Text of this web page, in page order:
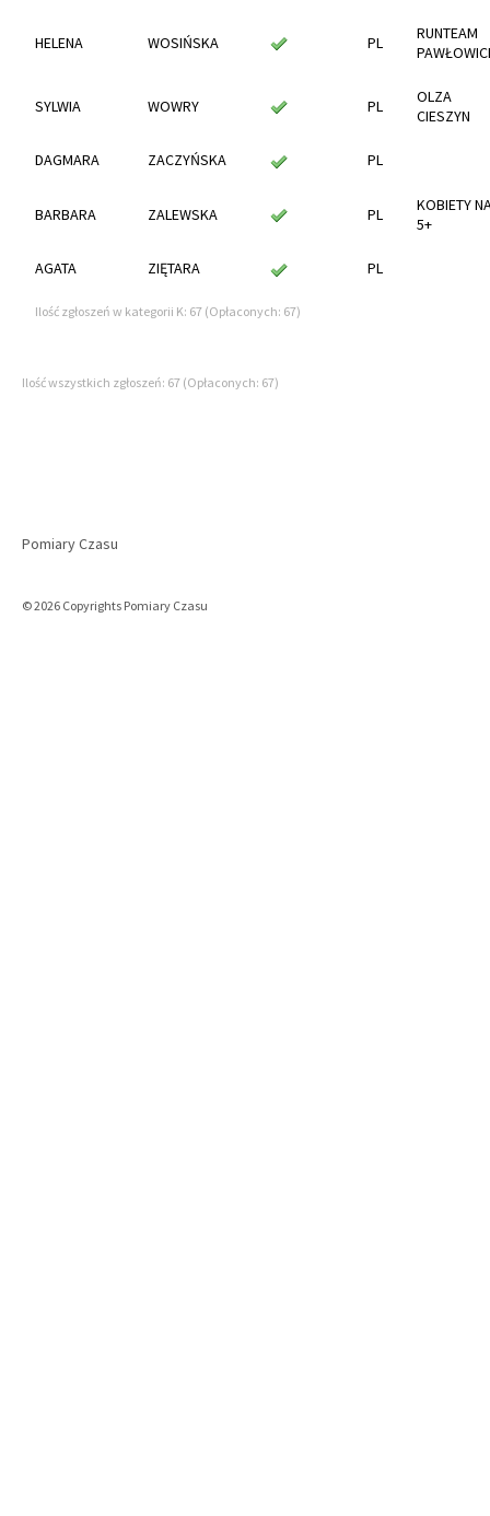
HELENA WOSIŃSKA PL
RUNTEAM
SYLWIA WOWRY PL
OLZA
CIESZYN
DAGMARA ZACZYŃSKA PL
BARBARA ZALEWSKA PL
KOBIETY
5+
AGATA ZIĘTARA PL
Ilość zgłoszeń w kategorii K: 67 (Opłaconych: 67)
Ilość wszystkich zgłoszeń: 67 (Opłaconych: 67)
Pomiary Czasu
© 2026 Copyrights Pomiary Czasu